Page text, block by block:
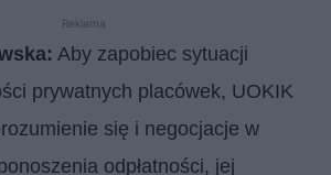
Reklama
Aby zapobiec sytuacji
prywatnych placówek, UOKIK
się i negocjacje w
odpłatności, jej